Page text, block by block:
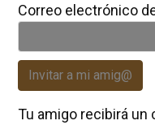
Correo electrónico
Invitar a mi amig@
Tu amigo recibirá un